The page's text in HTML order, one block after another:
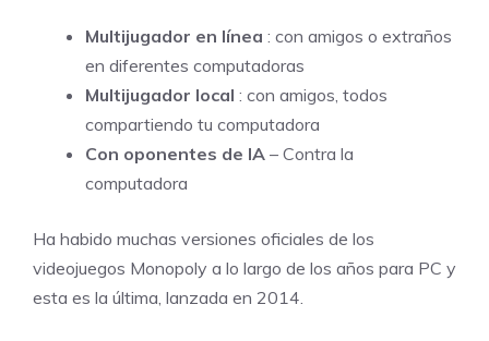
Multijugador en línea : con amigos o extraños
en diferentes computadoras
Multijugador local : con amigos, todos
compartiendo tu computadora
Con oponentes de IA – Contra la
computadora
Ha habido muchas versiones oficiales de los
videojuegos Monopoly a lo largo de los años para PC y
esta es la última, lanzada en 2014.